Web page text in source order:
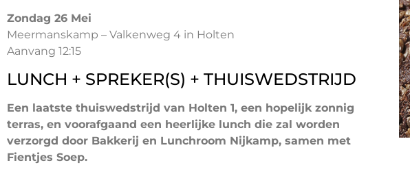
Zondag 26 Mei
Meermanskamp – Valkenweg 4 in Holten
Aanvang 12:15
LUNCH + SPREKER(S) + THUISWEDSTRIJD
Een laatste thuiswedstrijd van Holten 1, een hopelijk zonnig
terras, en voorafgaand een heerlijke lunch die zal worden
verzorgd door Bakkerij en Lunchroom Nijkamp, samen met
Fientjes Soep.